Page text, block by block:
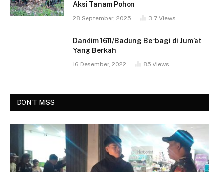
Aksi Tanam Pohon
28 September, 2025 317 Views
Dandim 1611/Badung Berbagi di Jum’at
Yang Berkah
16 Desember, 2022 85 Views
DON'T MISS